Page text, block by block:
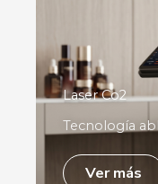
Laser Co2
Tecnología
Ver más